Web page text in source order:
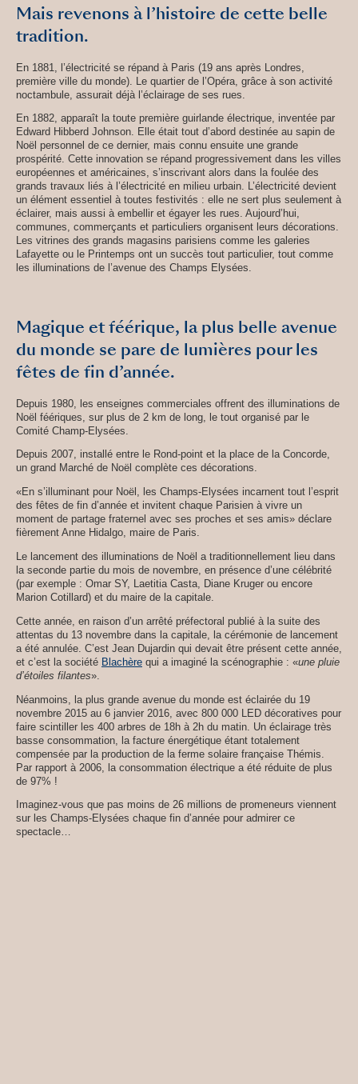
Mais revenons à l’histoire de cette belle
tradition.
En 1881, l’électricité se répand à Paris (19 ans après Londres,
première ville du monde). Le quartier de l’Opéra, grâce à son activité
noctambule, assurait déjà l’éclairage de ses rues.
En 1882, apparaît la toute première guirlande électrique, inventée par
Edward Hibberd Johnson. Elle était tout d’abord destinée au sapin de
Noël personnel de ce dernier, mais connu ensuite une grande
prospérité. Cette innovation se répand progressivement dans les villes
européennes et américaines, s’inscrivant alors dans la foulée des
grands travaux liés à l’électricité en milieu urbain. L’électricité devient
un élément essentiel à toutes festivités : elle ne sert plus seulement à
éclairer, mais aussi à embellir et égayer les rues. Aujourd’hui,
communes, commerçants et particuliers organisent leurs décorations.
Les vitrines des grands magasins parisiens comme les galeries
Lafayette ou le Printemps ont un succès tout particulier, tout comme
les illuminations de l’avenue des Champs Elysées.
Magique et féérique, la plus belle avenue
du monde se pare de lumières pour les
fêtes de fin d’année.
Depuis 1980, les enseignes commerciales offrent des illuminations de
Noël féériques, sur plus de 2 km de long, le tout organisé par le
Comité Champ-Elysées.
Depuis 2007, installé entre le Rond-point et la place de la Concorde,
un grand Marché de Noël complète ces décorations.
«En s’illuminant pour Noël, les Champs-Elysées incarnent tout l’esprit
des fêtes de fin d’année et invitent chaque Parisien à vivre un
moment de partage fraternel avec ses proches et ses amis» déclare
fièrement Anne Hidalgo, maire de Paris.
Le lancement des illuminations de Noël a traditionnellement lieu dans
la seconde partie du mois de novembre, en présence d’une célébrité
(par exemple : Omar SY, Laetitia Casta, Diane Kruger ou encore
Marion Cotillard) et du maire de la capitale.
Cette année, en raison d’un arrêté préfectoral publié à la suite des
attentas du 13 novembre dans la capitale, la cérémonie de lancement
a été annulée. C’est Jean Dujardin qui devait être présent cette année,
et c’est la société Blachère qui a imaginé la scénographie : «une pluie
d’étoiles filantes».
Néanmoins, la plus grande avenue du monde est éclairée du 19
novembre 2015 au 6 janvier 2016, avec 800 000 LED décoratives pour
faire scintiller les 400 arbres de 18h à 2h du matin. Un éclairage très
basse consommation, la facture énergétique étant totalement
compensée par la production de la ferme solaire française Thémis.
Par rapport à 2006, la consommation électrique a été réduite de plus
de 97% !
Imaginez-vous que pas moins de 26 millions de promeneurs viennent
sur les Champs-Elysées chaque fin d’année pour admirer ce
spectacle…